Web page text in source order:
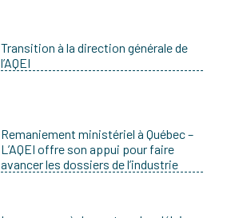
Transition à la direction générale de
l’AQEI
Remaniement ministériel à Québec –
L’AQEI offre son appui pour faire
avancer les dossiers de l’industrie